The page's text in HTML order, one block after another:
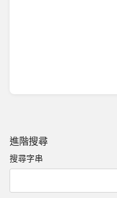
進階搜尋
搜尋字串